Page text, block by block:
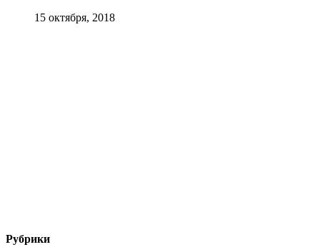
15 октября, 2018
Рубрики